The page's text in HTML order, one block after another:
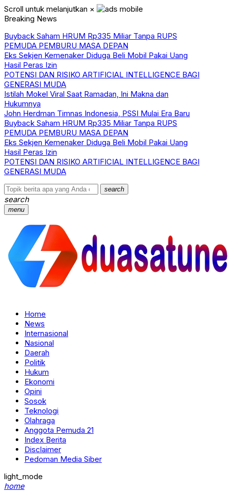
Scroll untuk melanjutkan ×
Breaking News
Buyback Saham HRUM Rp335 Miliar Tanpa RUPS
PEMUDA PEMBURU MASA DEPAN
Eks Sekjen Kemenaker Diduga Beli Mobil Pakai Uang
Hasil Peras Izin
POTENSI DAN RISIKO ARTIFICIAL INTELLIGENCE BAGI
GENERASI MUDA
Istilah Mokel Viral Saat Ramadan, Ini Makna dan
Hukumnya
John Herdman Timnas Indonesia, PSSI Mulai Era Baru
Buyback Saham HRUM Rp335 Miliar Tanpa RUPS
PEMUDA PEMBURU MASA DEPAN
Eks Sekjen Kemenaker Diduga Beli Mobil Pakai Uang
Hasil Peras Izin
POTENSI DAN RISIKO ARTIFICIAL INTELLIGENCE BAGI
GENERASI MUDA
search
search
menu
Home
News
Internasional
Nasional
Daerah
Politik
Hukum
Ekonomi
Opini
Sosok
Teknologi
Olahraga
Anggota Pemuda 21
Index Berita
Disclaimer
Pedoman Media Siber
light_mode
home